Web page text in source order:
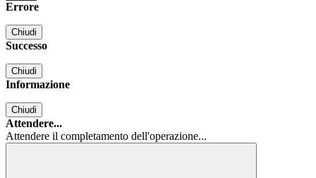
Errore
Chiudi
Successo
Chiudi
Informazione
Chiudi
Attendere...
Attendere il completamento dell'operazione...